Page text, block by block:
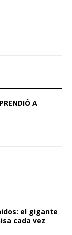
A
el gigante
cada vez